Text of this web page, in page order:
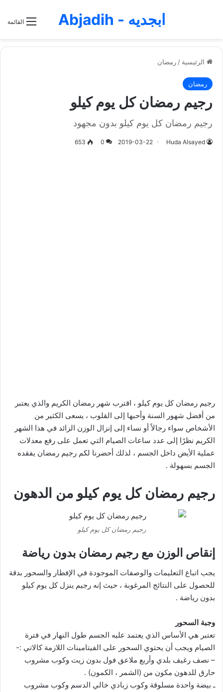
القائمة ابجديه - Abjadih
الرئيسية / رمضان
رمضان
رجيم رمضان كل يوم كيلو
رجيم رمضان كل يوم كيلو بدون مجهود
Huda Alsayed
2019-03-22
0
653
رجيم رمضان كل يوم كيلو ، اقترب شهر رمضان الكريم والذي يعتبر
من أفضل شهور السنة وأحبها إلى القلوب ، يسعى الكثير من
الأشخاص سواء رجالاً أو نساء إلى إنزال الوزن الزائد في هذا الشهر
الكريم نظرًا إلى عدد ساعات الصيام التي تعمل على رفع معدلات
عملية الأيض داخل الجسم ، لذلك أحضرنا لكم رجيم رمضان يفقده
الجسم بسهولة .
رجيم رمضان كل يوم كيلو من الدهون
رجيم رمضان كل يوم كيلو
إنقاص الوزن مع رجيم رمضان بدون رياضة
يجب اتباع التعليمات والوصفات الموجودة في الإفطار والسحور بدقة
للحصول على النتائج المرغوبة ، حيث إنه رجيم ينزل كل يوم كيلو
بدون رياضة .
وجبة السحور
تعتبر هي الأساس الذي يعتمد عليه الجسم طول النهار في فترة
الصيام ويجب أن يحتوي السحور على الفيتامينات اللازمة كالاتي :-
– نصف رغيف بلدي وأربع ملاعق فول بدون زيت وكوب مشروب
حارق للدهون مكون من (الشمر ، الكمون) .
ـ بيضة واحدة مسلوقة وكوب زبادي خالي الدسم وكوب مشروب